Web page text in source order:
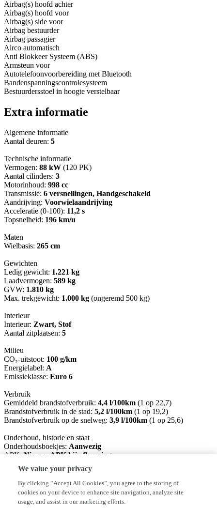
Airbag(s) hoofd achter
Airbag(s) hoofd voor
Airbag(s) side voor
Airbag bestuurder
Airbag passagier
Airco automatisch
Anti Blokkeer Systeem (ABS)
Armsteun voor
Autotelefoonvoorbereiding met Bluetooth
Bandenspanningscontrolesysteem
Bestuurdersstoel in hoogte verstelbaar
Extra informatie
Algemene informatie
Aantal deuren: 5
Technische informatie
Vermogen: 88 kW (120 PK)
Aantal cilinders: 3
Motorinhoud: 998 cc
Transmissie: 6 versnellingen, Handgeschakeld
Aandrijving: Voorwielaandrijving
Acceleratie (0-100): 11,2 s
Topsnelheid: 196 km/u
Maten
Wielbasis: 265 cm
Gewichten
Ledig gewicht: 1.221 kg
Laadvermogen: 589 kg
GVW: 1.810 kg
Max. trekgewicht: 1.000 kg (ongeremd 500 kg)
Interieur
Interieur: Zwart, Stof
Aantal zitplaatsen: 5
Milieu
CO₂-uitstoot: 100 g/km
Energielabel: A
Emissieklasse: Euro 6
Verbruik
Gemiddeld brandstofverbruik: 4,4 l/100km (1 op 22,7)
Brandstofverbruik in de stad: 5,2 l/100km (1 op 19,2)
Brandstofverbruik op de snelweg: 3,9 l/100km (1 op 25,6)
Onderhoud, historie en staat
Onderhoudsboekjes: Aanwezig
APK:Nieuwe APK bij aflevering
2 (2 handzenders)
Financiële informatie
BTW/marge: BTW verrekenbaar voor ondernemers
We value your privacy
By clicking “Accept All Cookies”, you agree to the storing of
cookies on your device to enhance site navigation, analyze site
usage, and assist in our marketing efforts.